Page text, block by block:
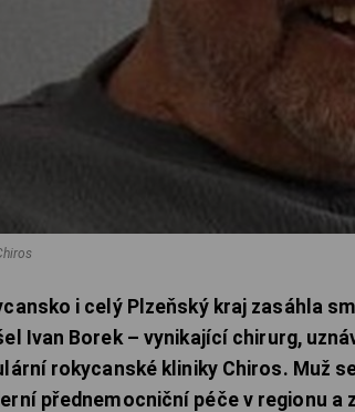
i celý Plzeňský kraj zasáhla
Ivan Borek – vynikající chirurg,
rokycanské kliniky Chiros. Muž
přednemocniční péče v regionu